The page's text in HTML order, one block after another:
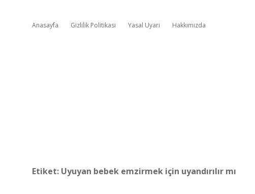
Anasayfa Gizlilik Politikası Yasal Uyarı Hakkımızda
Etiket: Uyuyan bebek emzirmek için uyandırılır mı